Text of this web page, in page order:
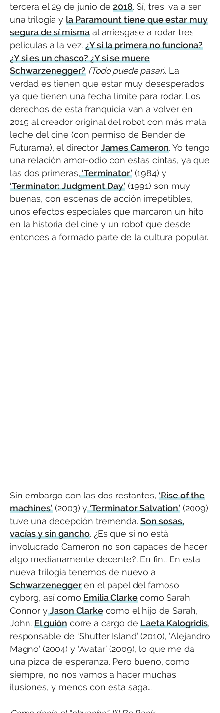
tercera el 29 de junio de 2018. Sí, tres, va a ser
una trilogía y la Paramount tiene que estar muy
segura de sí misma al arriesgase a rodar tres
películas a la vez. ¿Y si la primera no funciona?
¿Y si es un chasco? ¿Y si se muere
Schwarzenegger? (Todo puede pasar). La
verdad es tienen que estar muy desesperados
ya que tienen una fecha límite para rodar. Los
derechos de esta franquicia van a volver en
2019 al creador original del robot con más mala
leche del cine (con permiso de Bender de
Futurama), el director James Cameron. Yo tengo
una relación amor-odio con estas cintas, ya que
las dos primeras,‘Terminator’ (1984) y
‘Terminator: Judgment Day’ (1991) son muy
buenas, con escenas de acción irrepetibles,
unos efectos especiales que marcaron un hito
en la historia del cine y un robot que desde
entonces a formado parte de la cultura popular.
Sin embargo con las dos restantes, ‘Rise of the
machines’ (2003) y‘Terminator Salvation’ (2009)
tuve una decepción tremenda. Son sosas,
vacías y sin gancho. ¿Es que si no está
involucrado Cameron no son capaces de hacer
algo medianamente decente?. En fin… En esta
nueva trilogía tenemos de nuevo a
Schwarzenegger en el papel del famoso
cyborg, así como Emilia Clarke como Sarah
Connor yJason Clarke como el hijo de Sarah,
John. El guión corre a cargo de Laeta Kalogridis,
responsable de ‘Shutter Island’ (2010), ‘Alejandro
Magno’ (2004) y ‘Avatar’ (2009), lo que me da
una pizca de esperanza. Pero bueno, como
siempre, no nos vamos a hacer muchas
ilusiones, y menos con esta saga…